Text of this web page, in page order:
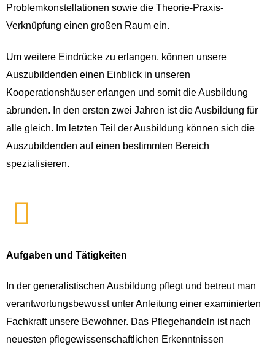
Problemkonstellationen sowie die Theorie-Praxis-
Verknüpfung einen großen Raum ein.
Um weitere Eindrücke zu erlangen, können unsere
Auszubildenden einen Einblick in unseren
Kooperationshäuser erlangen und somit die Ausbildung
abrunden. In den ersten zwei Jahren ist die Ausbildung für
alle gleich. Im letzten Teil der Ausbildung können sich die
Auszubildenden auf einen bestimmten Bereich
spezialisieren.
Aufgaben und Tätigkeiten
In der generalistischen Ausbildung pflegt und betreut man
verantwortungsbewusst unter Anleitung einer examinierten
Fachkraft unsere Bewohner. Das Pflegehandeln ist nach
neuesten pflegewissenschaftlichen Erkenntnissen